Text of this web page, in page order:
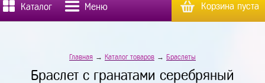
Каталог Меню Корзина пуста
Главная → Каталог товаров → Браслеты
Браслет с гранатами серебряный